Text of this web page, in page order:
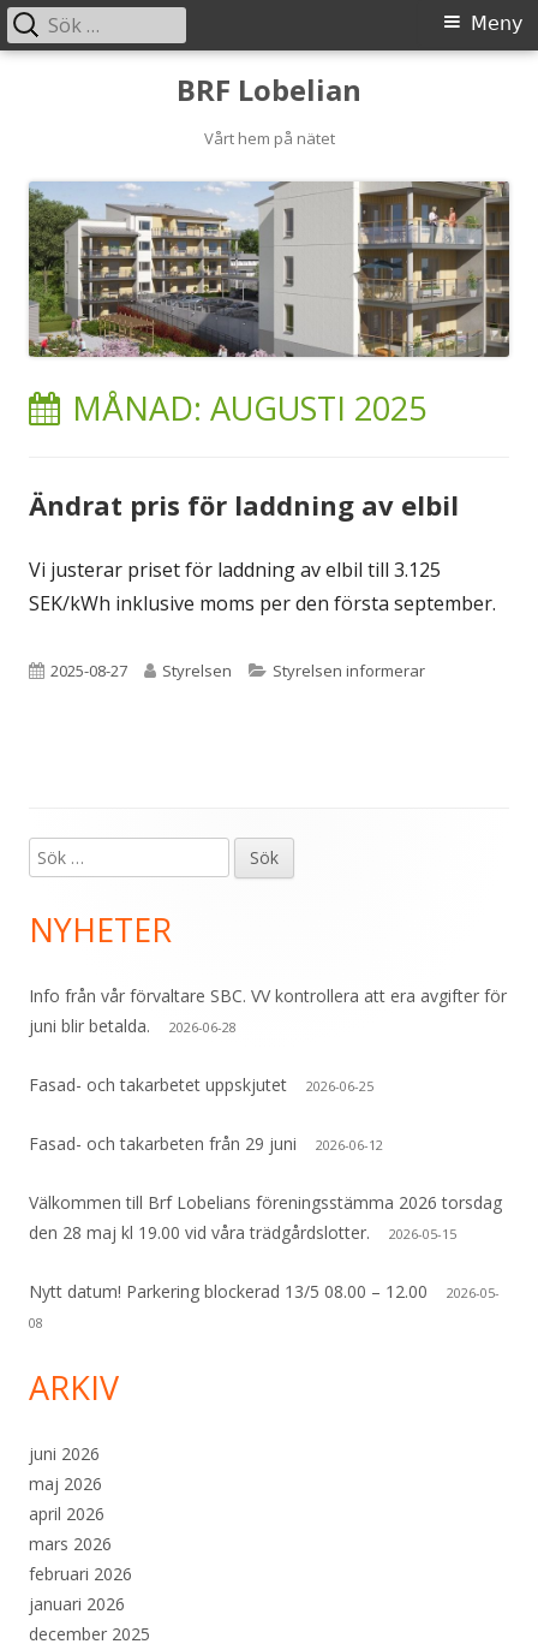
BRF Lobelian
Vårt hem på nätet
Primär
Meny
Sök
efter:
MÅNAD: AUGUSTI 2025
Ändrat pris för laddning av elbil
Vi justerar priset för laddning av elbil till 3.125
SEK/kWh inklusive moms per den första september.
Publicerat
2025-08-27 Författare
Styrelsen Kategorier
Styrelsen informerar
Primär
sidopanel
Sök
efter:
NYHETER
Info från vår förvaltare SBC. VV kontrollera att era avgifter för
juni blir betalda.
2026-06-28
Fasad- och takarbetet uppskjutet 2026-06-25
Fasad- och takarbeten från 29 juni 2026-06-12
Välkommen till Brf Lobelians föreningsstämma 2026 torsdag
den 28 maj kl 19.00 vid våra trädgårdslotter.
2026-05-15
Nytt datum! Parkering blockerad 13/5 08.00 – 12.00
2026-05-
08
ARKIV
juni 2026
maj 2026
april 2026
mars 2026
februari 2026
januari 2026
december 2025